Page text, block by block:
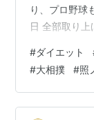
り、プロ野球
日 全部取り上
貴景勝関を
割では貴景勝
で破れ共に12
で買ったこと
#ダイエット
#大相撲 #照